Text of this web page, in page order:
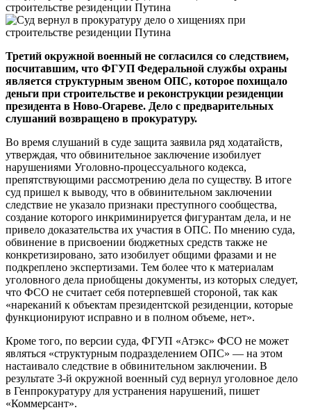
Третий окружной военный не согласился со следствием,
посчитавшим, что ФГУП Федеральной службы охраны
является структурным звеном ОПС, которое похищало
деньги при строительстве и реконструкции резиденции
президента в Ново-Огареве. Дело с предварительных
слушаний возвращено в прокуратуру.
Во время слушаний в суде защита заявила ряд ходатайств,
утверждая, что обвинительное заключение изобилует
нарушениями Уголовно-процессуального кодекса,
препятствующими рассмотрению дела по существу. В итоге
суд пришел к выводу, что в обвинительном заключении
следствие не указало признаки преступного сообщества,
создание которого инкриминируется фигурантам дела, и не
привело доказательства их участия в ОПС. По мнению суда,
обвинение в присвоении бюджетных средств также не
конкретизировано, зато изобилует общими фразами и не
подкреплено экспертизами. Тем более что к материалам
уголовного дела приобщены документы, из которых следует,
что ФСО не считает себя потерпевшей стороной, так как
«нареканий к объектам президентской резиденции, которые
функционируют исправно и в полном объеме, нет».
Кроме того, по версии суда, ФГУП «Атэкс» ФСО не может
являться «структурным подразделением ОПС» — на этом
настаивало следствие в обвинительном заключении. В
результате 3-й окружной военный суд вернул уголовное дело
в Генпрокуратуру для устранения нарушений, пишет
«Коммерсант».